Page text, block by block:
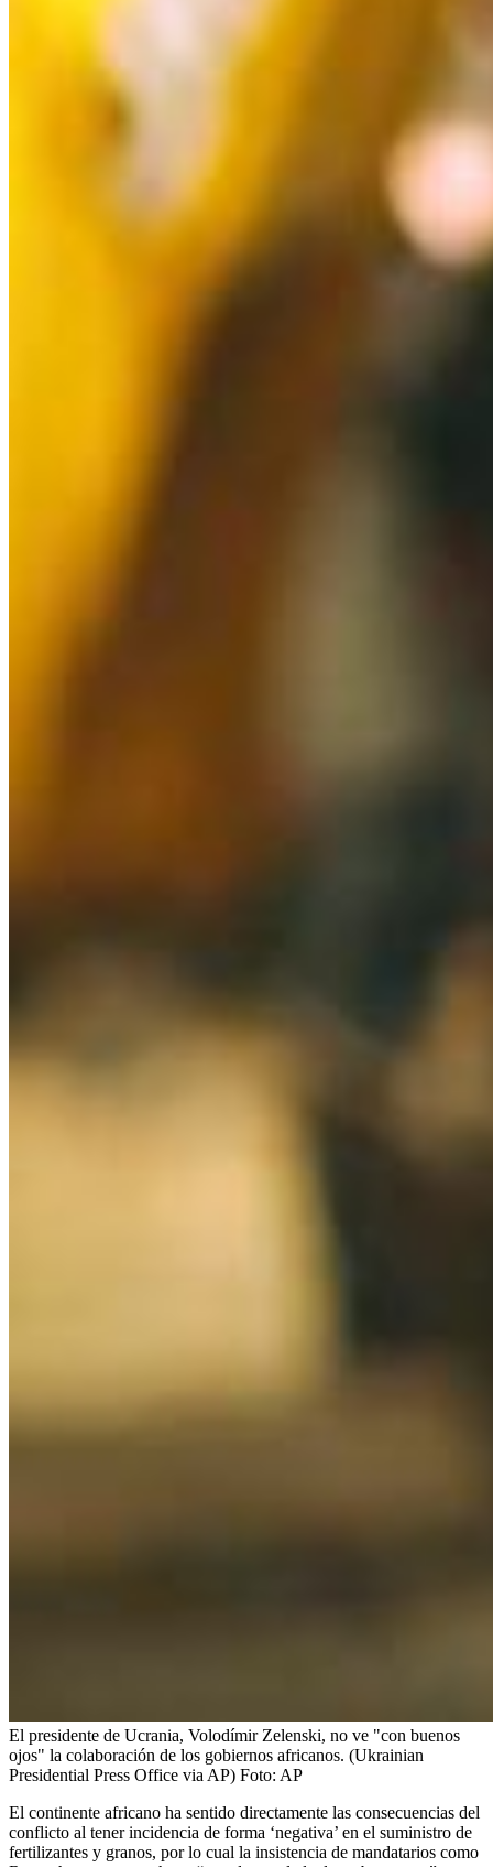
El presidente de Ucrania, Volodímir Zelenski, no ve "con buenos
ojos" la colaboración de los gobiernos africanos. (Ukrainian
Presidential Press Office via AP) Foto: AP
El continente africano ha sentido directamente las consecuencias del
conflicto al tener incidencia de forma ‘negativa’ en el suministro de
fertilizantes y granos, por lo cual la insistencia de mandatarios como